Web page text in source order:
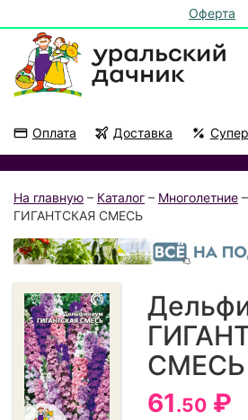
Оферта
Оплата Доставка
На главную – Каталог – Многолетние
ГИГАНТСКАЯ СМЕСЬ
СМЕСЬ
61.50 ₽